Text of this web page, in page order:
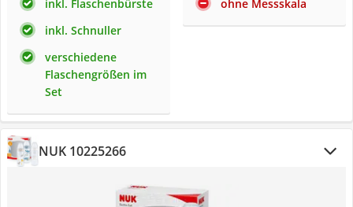
inkl. Flaschenbürste
inkl. Schnuller
verschiedene
Flaschengrößen im
Set
ohne Messskala
NUK 10225266